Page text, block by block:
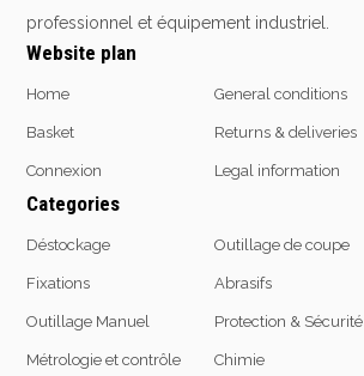
professionnel et équipement industriel.
Website plan
Home
Basket
Connexion
General conditions
Returns & deliveries
Legal information
Categories
Déstockage
Fixations
Outillage Manuel
Métrologie et contrôle
Outillage de coupe
Abrasifs
Protection & Sécurité
Chimie